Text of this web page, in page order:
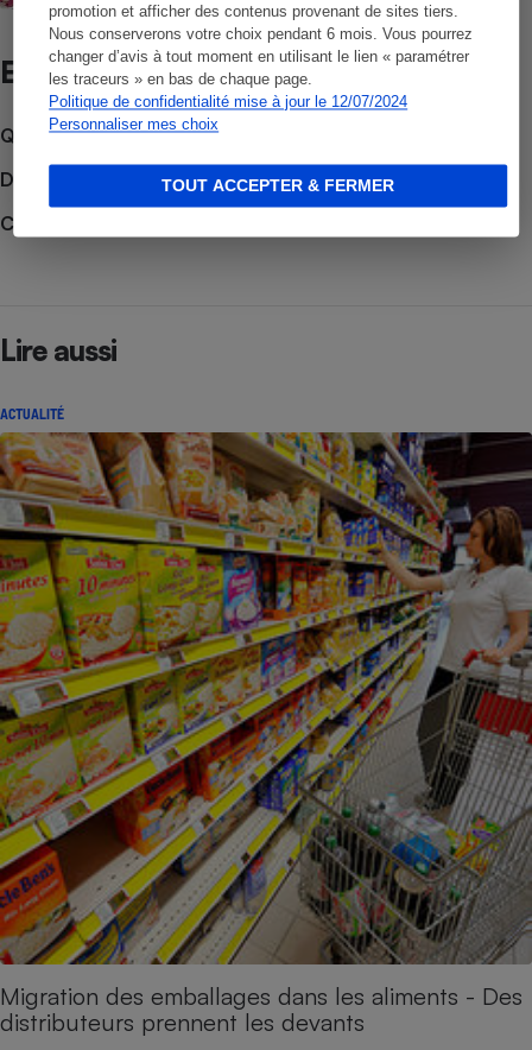
promotion et afficher des contenus provenant de sites tiers.
Nous conserverons votre choix pendant 6 mois. Vous pourrez
changer d’avis à tout moment en utilisant le lien « paramétrer
les traceurs » en bas de chaque page.
Politique de confidentialité mise à jour le 12/07/2024
Personnaliser mes choix
TOUT ACCEPTER & FERMER
Et aussi
Que faire en cas de litige ?
Découvrir le forum
Consulter nos Actualités
Lire aussi
ACTUALITÉ
Migration des emballages dans les aliments - Des
distributeurs prennent les devants